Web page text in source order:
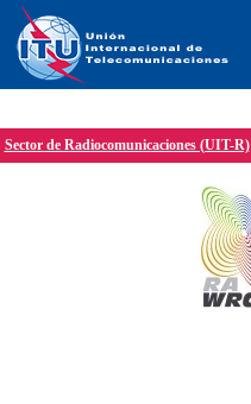
Sector de Radiocomunicaciones (UIT-R)